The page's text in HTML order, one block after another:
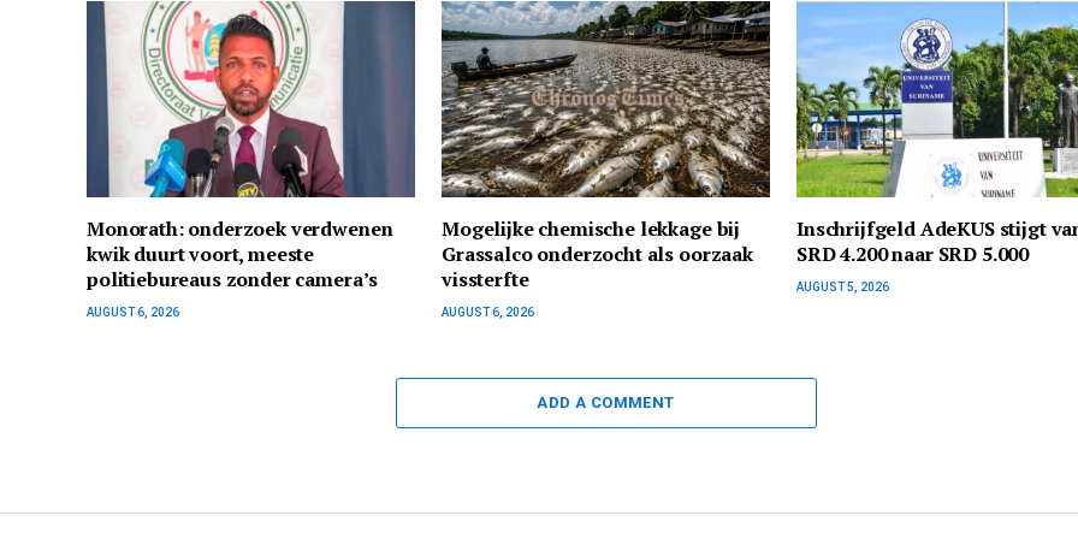
Monorath: onderzoek verdwenen
kwik duurt voort, meeste
politiebureaus zonder camera’s
AUGUST 6, 2026
Mogelijke chemische lekkage bij
Grassalco onderzocht als oorzaak
vissterfte
AUGUST 6, 2026
Inschrijfgeld AdeKUS stijgt
SRD 4.200 naar SRD 5.000
AUGUST 5, 2026
ADD A COMMENT